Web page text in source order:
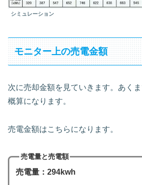
シミュレーション
モニター上の売電金額
次に売却金額を見ていきます。あく
概算になります。
売電金額はこちらになります。
売電量と売電額
売電量：294kwh